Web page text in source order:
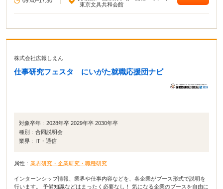
区東部）】
東京文具共和会館
株式会社広報しえん
仕事研究フェスタ にいがた就職応援団ナビ
対象卒年 : 2028年卒 2029年卒 2030年卒
種別 : 合同説明会
業界 : IT・通信
属性 : 業界研究・企業研究・職種研究
インターンシップ情報、業界や仕事内容などを、各企業がブース形式で説明を
行います。 予備知識などはまったく必要なし！ 気になる企業のブースを自由に